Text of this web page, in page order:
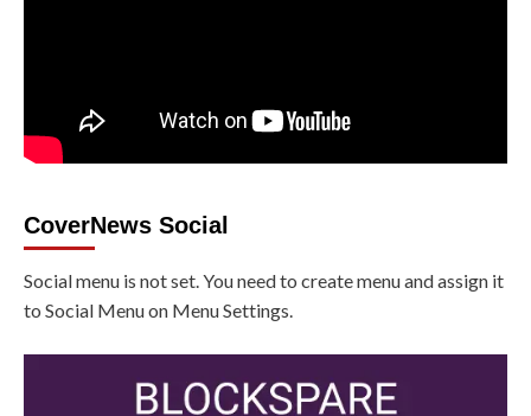
CoverNews Social
Social menu is not set. You need to create menu and assign it
to Social Menu on Menu Settings.